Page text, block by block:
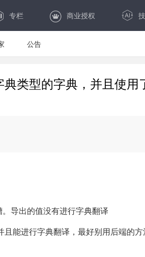
专栏 商业授权
公告
类型的字典，并且使
导出的值没有进行字典翻译
能进行字典翻译，最好别用后端的方